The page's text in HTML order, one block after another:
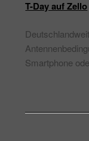
T-Day auf Zello
Smartphone